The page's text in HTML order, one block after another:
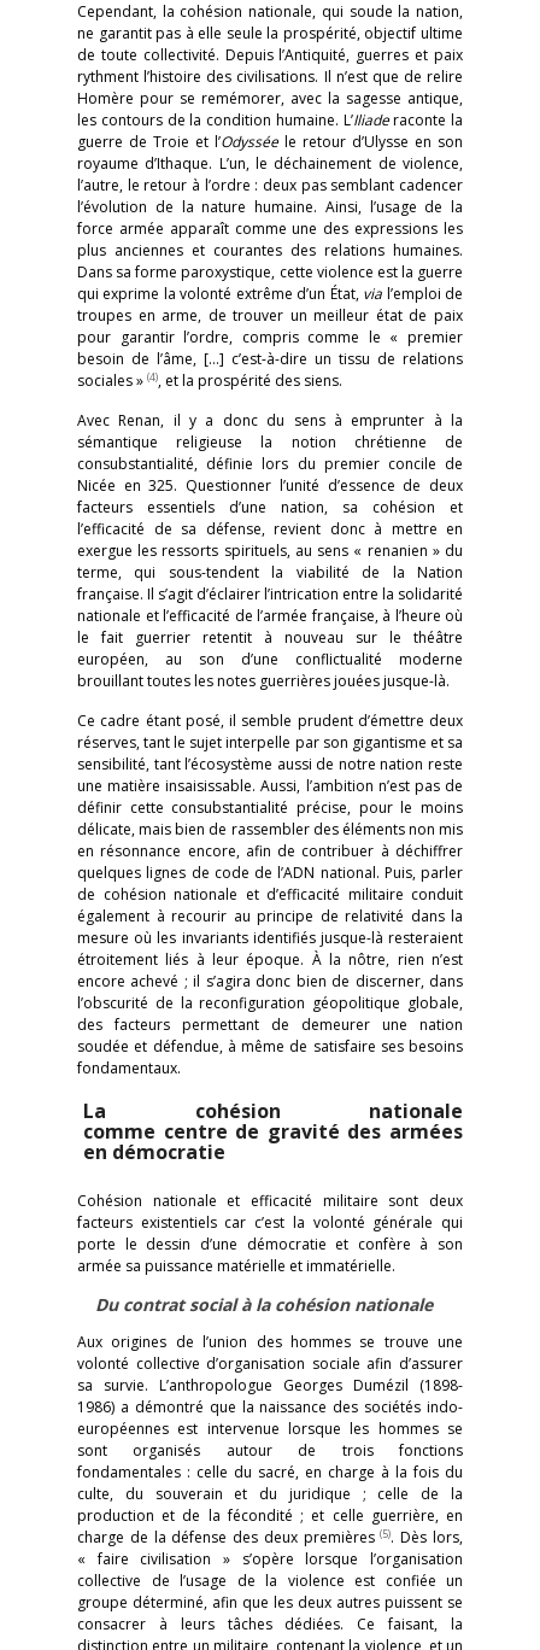
Cependant, la cohésion nationale, qui soude la nation,
ne garantit pas à elle seule la prospérité, objectif ultime
de toute collectivité. Depuis l’Antiquité, guerres et paix
rythment l’histoire des civilisations. Il n’est que de relire
Homère pour se remémorer, avec la sagesse antique,
les contours de la condition humaine. L’Iliaderaconte la
guerre de Troie et l’Odysséele retour d’Ulysse en son
royaume d’Ithaque. L’un, le déchainement de violence,
l’autre, le retour à l’ordre : deux pas semblant cadencer
l’évolution de la nature humaine. Ainsi, l’usage de la
force armée apparaît comme une des expressions les
plus anciennes et courantes des relations humaines.
Dans sa forme paroxystique, cette violence est la guerre
qui exprime la volonté extrême d’un État, via l’emploi de
troupes en arme, de trouver un meilleur état de paix
pour garantir l’ordre, compris comme le « premier
besoin de l’âme, […] c’est-à-dire un tissu de relations
sociales » (4), et la prospérité des siens.
Avec Renan, il y a donc du sens à emprunter à la
sémantique religieuse la notion chrétienne de
consubstantialité, définie lors du premier concile de
Nicée en 325. Questionner l’unité d’essence de deux
facteurs essentiels d’une nation, sa cohésion et
l’efficacité de sa défense, revient donc à mettre en
exergue les ressorts spirituels, au sens « renanien » du
terme, qui sous-tendent la viabilité de la Nation
française. Il s’agit d’éclairer l’intrication entre la solidarité
nationale et l’efficacité de l’armée française, à l’heure où
le fait guerrier retentit à nouveau sur le théâtre
européen, au son d’une conflictualité moderne
brouillant toutes les notes guerrières jouées jusque-là.
Ce cadre étant posé, il semble prudent d’émettre deux
réserves, tant le sujet interpelle par son gigantisme et sa
sensibilité, tant l’écosystème aussi de notre nation reste
une matière insaisissable. Aussi, l’ambition n’est pas de
définir cette consubstantialité précise, pour le moins
délicate, mais bien de rassembler des éléments non mis
en résonnance encore, afin de contribuer à déchiffrer
quelques lignes de code de l’ADN national. Puis, parler
de cohésion nationale et d’efficacité militaire conduit
également à recourir au principe de relativité dans la
mesure où les invariants identifiés jusque-là resteraient
étroitement liés à leur époque. À la nôtre, rien n’est
encore achevé ; il s’agira donc bien de discerner, dans
l’obscurité de la reconfiguration géopolitique globale,
des facteurs permettant de demeurer une nation
soudée et défendue, à même de satisfaire ses besoins
fondamentaux.
La cohésion nationale
comme centre de gravité des armées
en démocratie
Cohésion nationale et efficacité militaire sont deux
facteurs existentiels car c’est la volonté générale qui
porte le dessin d’une démocratie et confère à son
armée sa puissance matérielle et immatérielle.
Du contrat social à la cohésion nationale
Aux origines de l’union des hommes se trouve une
volonté collective d’organisation sociale afin d’assurer
sa survie. L’anthropologue Georges Dumézil (1898-
1986) a démontré que la naissance des sociétés indo-
européennes est intervenue lorsque les hommes se
sont organisés autour de trois fonctions
fondamentales : celle du sacré, en charge à la fois du
culte, du souverain et du juridique ; celle de la
production et de la fécondité ; et celle guerrière, en
charge de la défense des deux premières(5). Dès lors,
« faire civilisation » s’opère lorsque l’organisation
collective de l’usage de la violence est confiée un
groupe déterminé, afin que les deux autres puissent se
consacrer à leurs tâches dédiées. Ce faisant, la
distinction entre un militaire, contenant la violence, et un